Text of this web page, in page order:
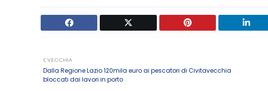
VECCHIA
Dalla Regione Lazio 120mila euro ai pescatori di Civitavecchia
bloccati dai lavori in porto